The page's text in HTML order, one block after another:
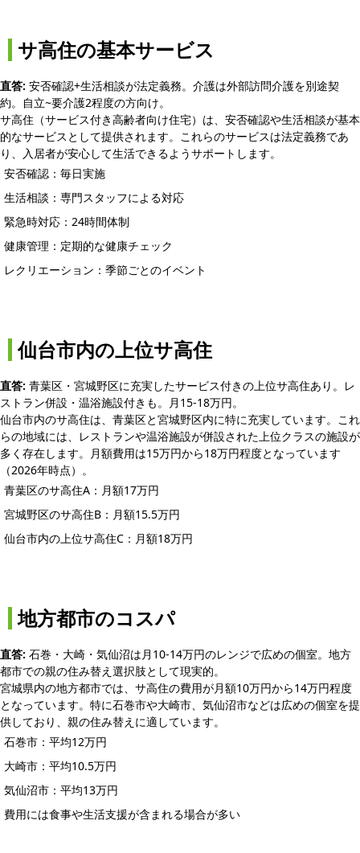
サ高住の基本サービス
直答: 安否確認+生活相談が法定義務。介護は外部訪問介護を別途契
約。自立~要介護2程度の方向け。
サ高住（サービス付き高齢者向け住宅）は、安否確認や生活相談が基本
的なサービスとして提供されます。これらのサービスは法定義務であ
り、入居者が安心して生活できるようサポートします。
安否確認：毎日実施
生活相談：専門スタッフによる対応
緊急時対応：24時間体制
健康管理：定期的な健康チェック
レクリエーション：季節ごとのイベント
仙台市内の上位サ高住
直答: 青葉区・宮城野区に充実したサービス付きの上位サ高住あり。レ
ストラン併設・温浴施設付きも。月15-18万円。
仙台市内のサ高住は、青葉区と宮城野区内に特に充実しています。これ
らの地域には、レストランや温浴施設が併設された上位クラスの施設が
多く存在します。月額費用は15万円から18万円程度となっています
（2026年時点）。
青葉区のサ高住A：月額17万円
宮城野区のサ高住B：月額15.5万円
仙台市内の上位サ高住C：月額18万円
地方都市のコスパ
直答: 石巻・大崎・気仙沼は月10-14万円のレンジで広めの個室。地方
都市での親の住み替え選択肢として現実的。
宮城県内の地方都市では、サ高住の費用が月額10万円から14万円程度
となっています。特に石巻市や大崎市、気仙沼市などは広めの個室を提
供しており、親の住み替えに適しています。
石巻市：平均12万円
大崎市：平均10.5万円
気仙沼市：平均13万円
費用には食事や生活支援が含まれる場合が多い